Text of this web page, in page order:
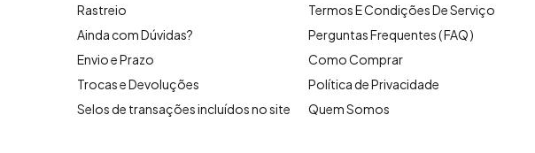
Rastreio
Ainda com Dúvidas?
Envio e Prazo
Trocas e Devoluções
Selos de transações incluídos no site
Termos E Condições De Serviço
Perguntas Frequentes ( FAQ )
Como Comprar
Política de Privacidade
Quem Somos